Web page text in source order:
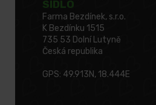
SÍDLO
Farma Bezdínek, s.r.o.
K Bezdínku 1515
735 53 Dolní Lutyně
Česká republika
GPS: 49.913N, 18.444E